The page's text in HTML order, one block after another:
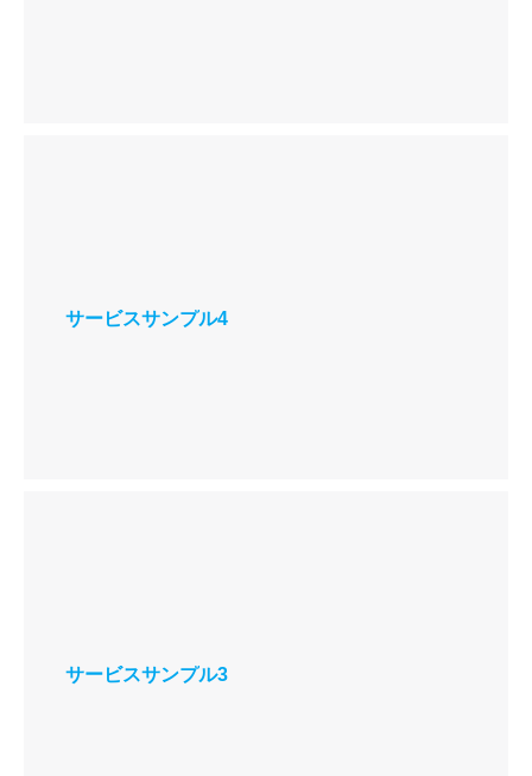
サービスサンプル4
サービスサンプル3